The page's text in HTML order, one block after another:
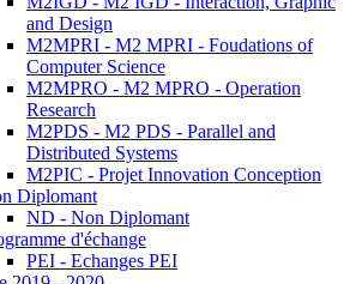
and Design
M2MPRI - M2 MPRI - Foudations of
Computer Science
M2MPRO - M2 MPRO - Operation
Research
M2PDS - M2 PDS - Parallel and
Distributed Systems
M2PIC - Projet Innovation Conception
Diplomant
ND - Non Diplomant
d'échange
PEI - Echanges PEI